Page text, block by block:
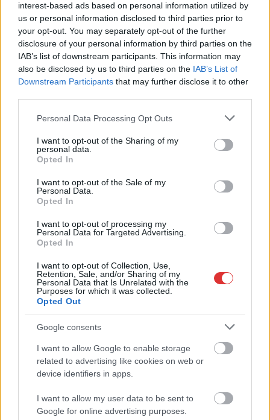
interest-based ads based on personal information utilized by
us or personal information disclosed to third parties prior to
your opt-out. You may separately opt-out of the further
disclosure of your personal information by third parties on the
IAB’s list of downstream participants. This information may
also be disclosed by us to third parties on the IAB’s List of
Downstream Participants that may further disclose it to other
Please note that this website/app uses one or more Google
not limited to your visit or usage behaviour. You may click to
grant or deny consent to Google and its third-party tags to
use your data for below specified purposes in below Google
consent section.
Personal Data Processing Opt Outs
I want to opt-out of the Sharing of my
personal data.
Opted In
I want to opt-out of the Sale of my
Personal Data.
Opted In
I want to opt-out of processing my
Personal Data for Targeted Advertising.
Opted In
I want to opt-out of Collection, Use,
Retention, Sale, and/or Sharing of my
Personal Data that Is Unrelated with the
Purposes for which it was collected.
Opted Out
Google consents
I want to allow Google to enable storage
related to advertising like cookies on web or
device identifiers in apps.
I want to allow my user data to be sent to
Google for online advertising purposes.
infláció miatt
korrigálják a
nyugdíjakat – igaz,
pontos számot nem
mondott.
Magyarország infláció,nyugdíj ,nyugdíjkiegészítés
Megoszlanak a vélemények, hogy mitől ilyen
magas az infláció Magyarországon
2023.09.25. Tóth András
hétfőn reggel a
szolnoki Coop-
Momentum szolnoki
szervezete. Ezen arra
hívták fel a figyelmet,
intézkedései miatt ilyen magas az infláció.
TOVÁBB OLVASOM
Szolnok coop,infláció, Miskolczi László
De nehéz az iskolakezdés – Döbbenetes